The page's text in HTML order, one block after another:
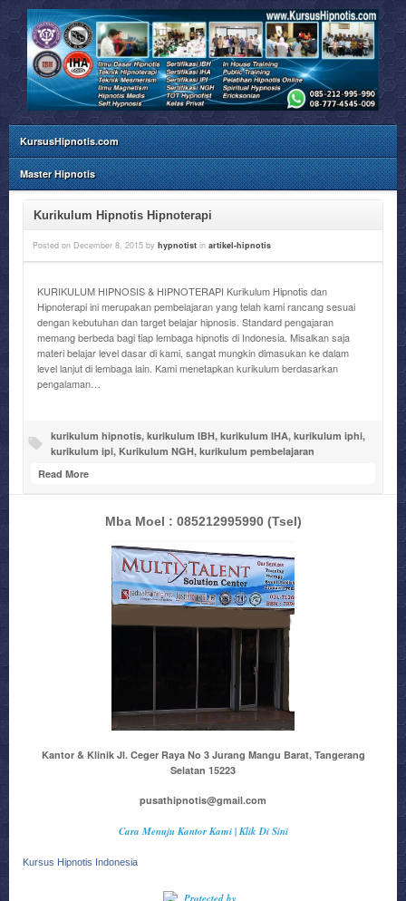
KursusHipnotis.com
Master Hipnotis
Kurikulum Hipnotis Hipnoterapi
Posted on December 8, 2015 by hypnotist in artikel-hipnotis
KURIKULUM HIPNOSIS & HIPNOTERAPI Kurikulum Hipnotis dan
Hipnoterapi ini merupakan pembelajaran yang telah kami rancang sesuai
dengan kebutuhan dan target belajar hipnosis. Standard pengajaran
memang berbeda bagi tiap lembaga hipnotis di Indonesia. Misalkan saja
materi belajar level dasar di kami, sangat mungkin dimasukan ke dalam
level lanjut di lembaga lain. Kami menetapkan kurikulum berdasarkan
pengalaman…
kurikulum hipnotis, kurikulum IBH, kurikulum IHA, kurikulum iphi,
kurikulum ipi, Kurikulum NGH, kurikulum pembelajaran
Read More
Mba Moel : 085212995990(Tsel)
Kantor & Klinik Jl. Ceger Raya No 3 Jurang Mangu Barat, Tangerang
Selatan 15223
pusathipnotis@gmail.com
Cara Menuju Kantor Kami | Klik Di Sini
Kursus Hipnotis Indonesia